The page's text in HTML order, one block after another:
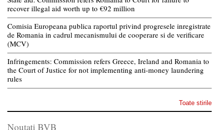
recover illegal aid worth up to €92 million
Comisia Europeana publica raportul privind progresele inregistrate
de Romania in cadrul mecanismului de cooperare si de verificare
(MCV)
Infringements: Commission refers Greece, Ireland and Romania to
the Court of Justice for not implementing anti-money laundering
rules
Toate stirile
Noutati BVB